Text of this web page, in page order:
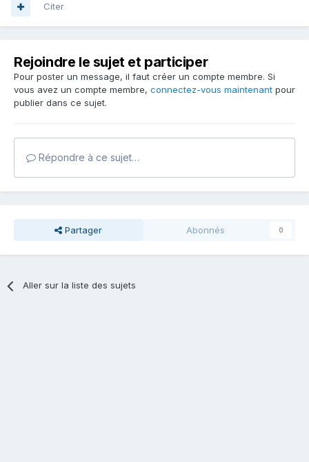
Citer
Rejoindre le sujet et participer
Pour poster un message, il faut créer un compte membre. Si
vous avez un compte membre, connectez-vous maintenant pour
publier dans ce sujet.
Répondre à ce sujet…
Partager Abonnés 0
Aller sur la liste des sujets